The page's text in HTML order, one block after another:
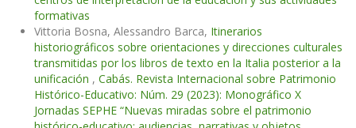
formativas
Vittoria Bosna, Alessandro Barca, Itinerarios
historiográficos sobre orientaciones y direcciones culturales
transmitidas por los libros de texto en la Italia posterior a la
unificación , Cabás. Revista Internacional sobre Patrimonio
Histórico-Educativo: Núm. 29 (2023): Monográfico X
Jornadas SEPHE “Nuevas miradas sobre el patrimonio